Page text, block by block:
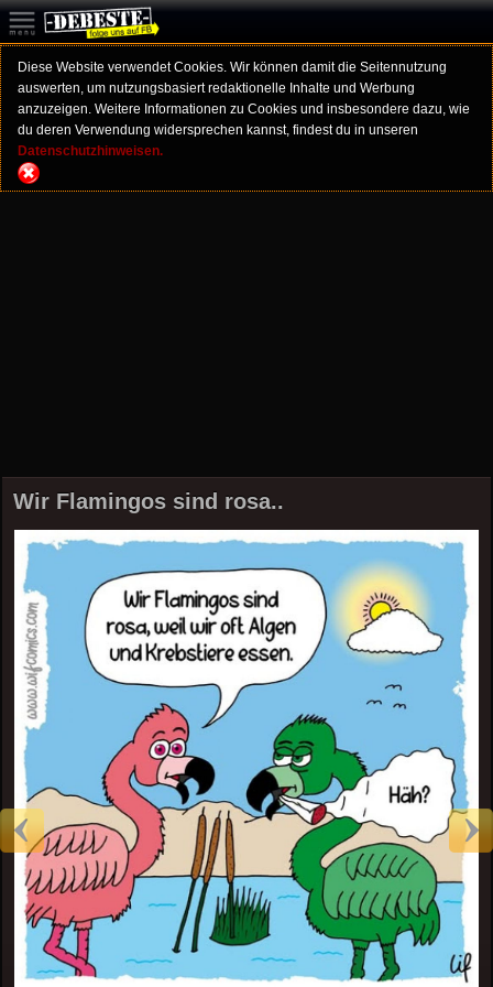
Diese Website verwendet Cookies. Wir können damit die Seitennutzung
auswerten, um nutzungsbasiert redaktionelle Inhalte und Werbung
anzuzeigen. Weitere Informationen zu Cookies und insbesondere dazu, wie
du deren Verwendung widersprechen kannst, findest du in unseren
Datenschutzhinweisen.
Wir Flamingos sind rosa..